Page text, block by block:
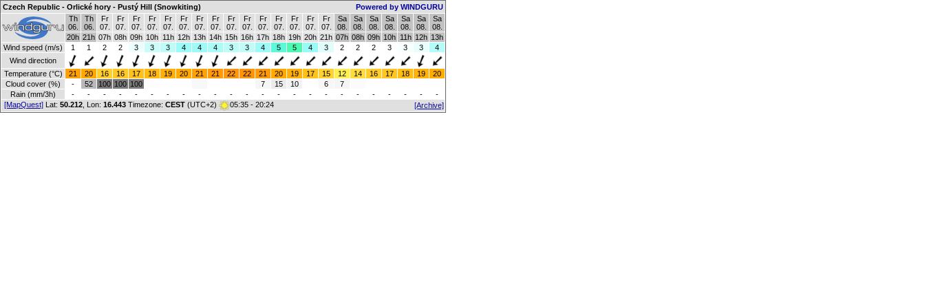
Czech Republic - Orlické hory - Pustý Hill (Snowkiting)
Powered by WINDGURU
Th
06.
Th
06.
Fr
07.
Fr
07.
Fr
07.
Fr
07.
Fr
07.
Fr
07.
Fr
07.
Fr
07.
Fr
07.
Fr
07.
Fr
07.
Fr
07.
Fr
07.
Fr
07.
Fr
07.
Sa
08.
Sa
08.
Sa
08.
Sa
08.
Sa
08.
Sa
08.
Sa
08.
20h 21h 07h 08h 09h 10h 11h 12h 13h 14h 15h 16h 17h 18h 19h 20h 21h 07h 08h 09h 10h 11h 12h 13h
Wind speed (m/s)
1 1 2 2 3 3 3 4 4 4 3 3 4 5 5 4 3 2 2 2 3 3 3
4
Wind direction
Temperature (°C)
21 20 16 16 17 18 19 20 21 21 22 22 21 20 19 17 15 12 14 16 17 18 19
20
Cloud cover (%)
- 52 100 100 100 7 15 10 6
7
Rain (mm/3h)
- - - - - - - - - - - - - - - - - - - - - - -
-
[MapQuest] Lat: 50.212, Lon: 16.443 Timezone: CEST (UTC+2) 05:35 - 20:24 [Archive]